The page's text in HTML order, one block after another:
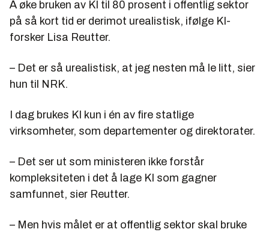
Å øke bruken av KI til 80 prosent i offentlig sektor
på så kort tid er derimot urealistisk, ifølge KI-
forsker Lisa Reutter.
– Det er så urealistisk, at jeg nesten må le litt, sier
hun til NRK.
I dag brukes KI kun i én av fire statlige
virksomheter, som departementer og direktorater.
– Det ser ut som ministeren ikke forstår
kompleksiteten i det å lage KI som gagner
samfunnet, sier Reutter.
– Men hvis målet er at offentlig sektor skal bruke